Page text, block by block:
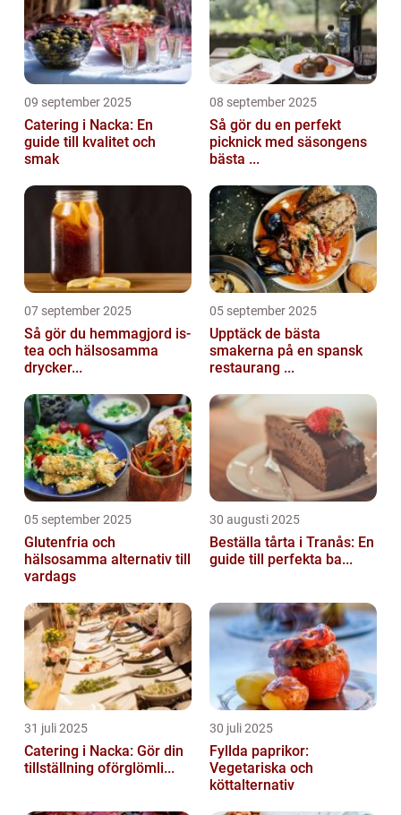
09 september 2025
Catering i Nacka: En
guide till kvalitet och
smak
08 september 2025
Så gör du en perfekt
picknick med säsongens
bästa ...
07 september 2025
Så gör du hemmagjord is-
tea och hälsosamma
drycker...
05 september 2025
Upptäck de bästa
smakerna på en spansk
restaurang ...
05 september 2025
Glutenfria och
hälsosamma alternativ till
vardags
30 augusti 2025
Beställa tårta i Tranås: En
guide till perfekta ba...
31 juli 2025
Catering i Nacka: Gör din
tillställning oförglömli...
30 juli 2025
Fyllda paprikor:
Vegetariska och
köttalternativ